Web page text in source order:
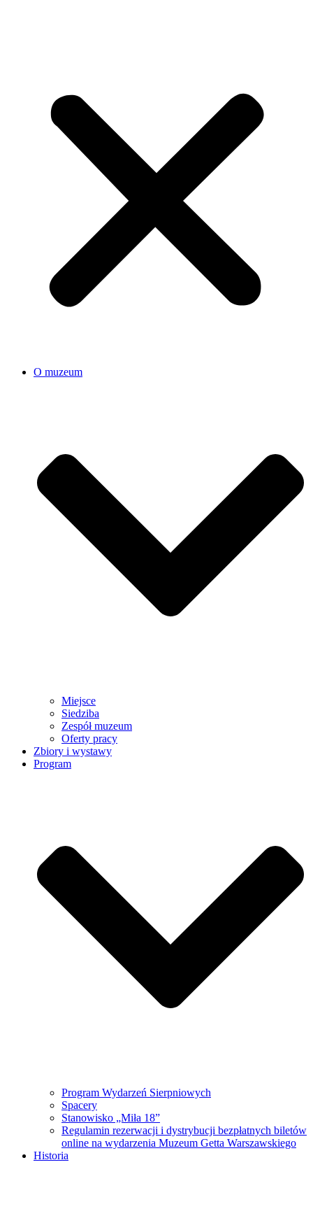
O muzeum
Miejsce
Siedziba
Zespół muzeum
Oferty pracy
Zbiory i wystawy
Program
Program Wydarzeń Sierpniowych
Spacery
Stanowisko „Miła 18”
Regulamin rezerwacji i dystrybucji bezpłatnych biletów
online na wydarzenia Muzeum Getta Warszawskiego
Historia